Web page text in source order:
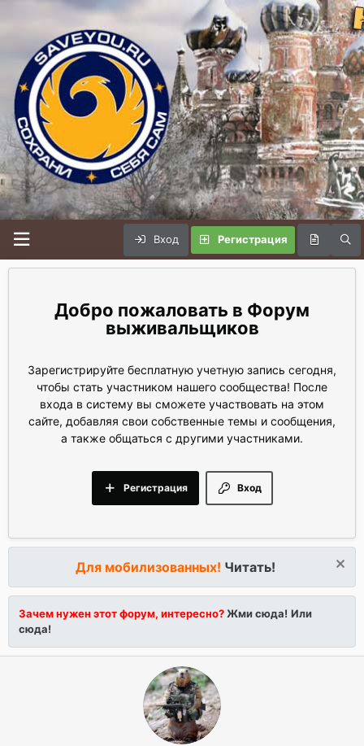
Вход Регистрация
Форум
выживальщиков
Зарегистрируйте бесплатную учетную запись сегодня,
чтобы стать участником нашего сообщества! После
входа в систему вы сможете участвовать на этом
сайте, добавляя свои собственные темы и сообщения,
а также общаться с другими участниками.
Вход
Регистрация
Для мобилизованных! Читать!
Зачем нужен этот форум, интересно?Жми сюда! Или
сюда!